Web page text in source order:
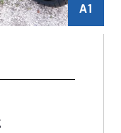
A1